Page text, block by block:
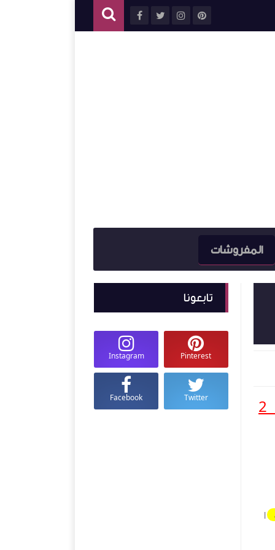
المفروشات
Lulu جدة وتبوك العودة الى المدارس للفترة من 20 مارس الى 2
|
تابعونا
Pinterest
Instagram
Twitter
Facebook